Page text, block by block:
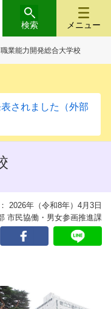
メニュー
検索
業能力開発総合大学校
されました（外部
2026年（令和8年）4月3日
市民協働・男女参画推進課